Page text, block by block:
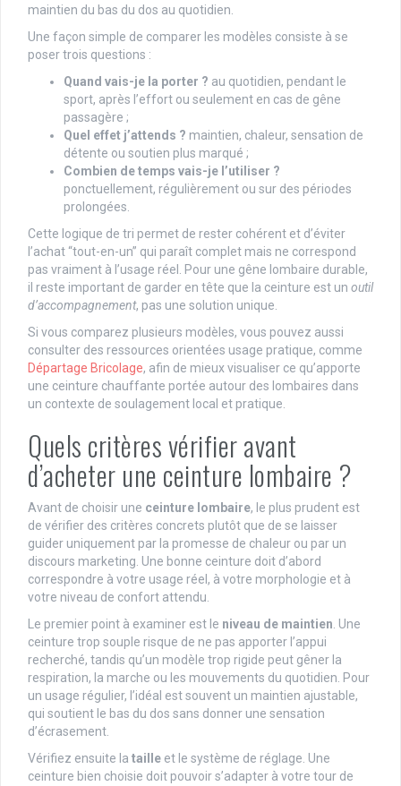
maintien du bas du dos au quotidien.
Une façon simple de comparer les modèles consiste à se
poser trois questions :
Quand vais-je la porter ? au quotidien, pendant le
sport, après l’effort ou seulement en cas de gêne
passagère ;
Quel effet j’attends ? maintien, chaleur, sensation de
détente ou soutien plus marqué ;
Combien de temps vais-je l’utiliser ?
ponctuellement, régulièrement ou sur des périodes
prolongées.
Cette logique de tri permet de rester cohérent et d’éviter
l’achat “tout-en-un” qui paraît complet mais ne correspond
pas vraiment à l’usage réel. Pour une gêne lombaire durable,
il reste important de garder en tête que la ceinture est un outil
d’accompagnement, pas une solution unique.
Si vous comparez plusieurs modèles, vous pouvez aussi
consulter des ressources orientées usage pratique, comme
Départage Bricolage, afin de mieux visualiser ce qu’apporte
une ceinture chauffante portée autour des lombaires dans
un contexte de soulagement local et pratique.
Quels critères vérifier avant
d’acheter une ceinture lombaire ?
Avant de choisir une ceinture lombaire, le plus prudent est
de vérifier des critères concrets plutôt que de se laisser
guider uniquement par la promesse de chaleur ou par un
discours marketing. Une bonne ceinture doit d’abord
correspondre à votre usage réel, à votre morphologie et à
votre niveau de confort attendu.
Le premier point à examiner est le niveau de maintien . Une
ceinture trop souple risque de ne pas apporter l’appui
recherché, tandis qu’un modèle trop rigide peut gêner la
respiration, la marche ou les mouvements du quotidien. Pour
un usage régulier, l’idéal est souvent un maintien ajustable,
qui soutient le bas du dos sans donner une sensation
d’écrasement.
Vérifiez ensuite la taille et le système de réglage. Une
ceinture bien choisie doit pouvoir s’adapter à votre tour de